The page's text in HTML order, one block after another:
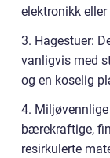
elektronikk
3. Hagestuer:
vanligvis med
og en koselig
4.
bærekraftige,
resirkulerte